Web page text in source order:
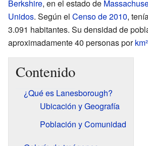
Berkshire, en el estado de
Unidos. Según el Censo de 2010,
3.091 habitantes. Su densidad de
aproximadamente 40 personas porkm²
Contenido
¿Qué es Lanesborough?
Ubicación y Geografía
Población y Comunidad